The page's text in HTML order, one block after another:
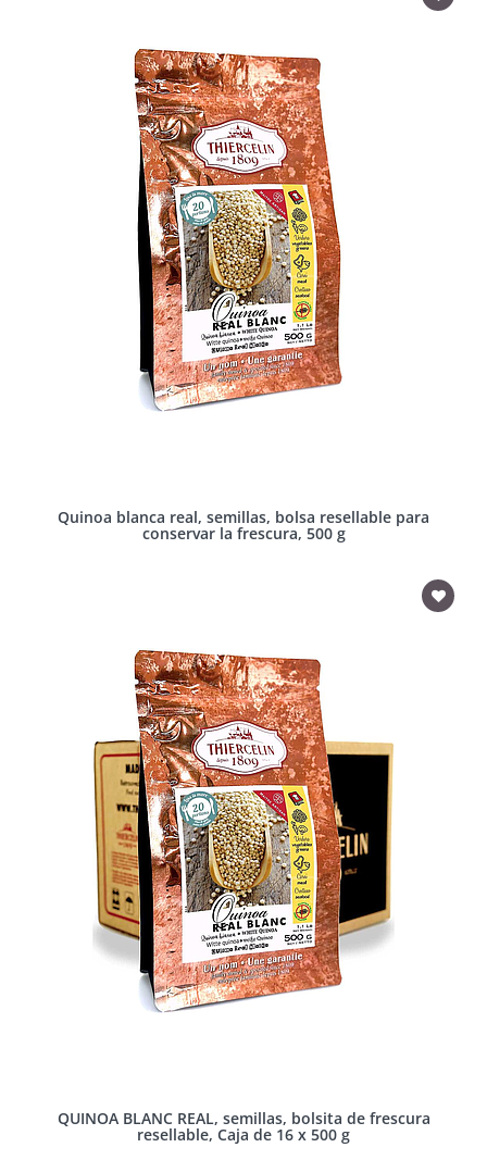
Quinoa blanca real, semillas, bolsa resellable para
conservar la frescura, 500 g
QUINOA BLANC REAL, semillas, bolsita de frescura
resellable, Caja de 16 x 500 g